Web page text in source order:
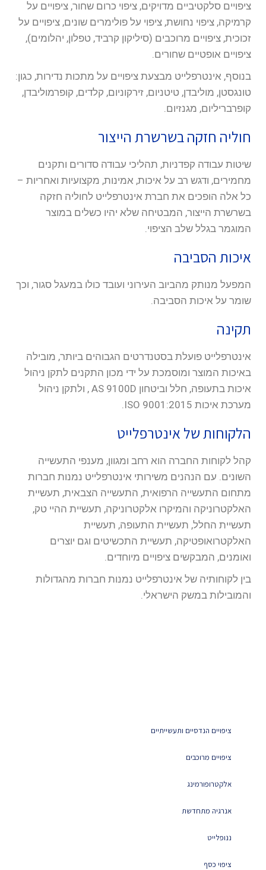
ציפויים סלקטיביים מדויקים, ציפוי כרום שחור, ציפויים על
קרמיקה, ציפוי נחושת, ציפוי על פולימרים שונים, ציפויים על
זכוכית, ציפויים מרוכבים (סיליקון קרביד, טפלון, יהלומים),
ציפויים אופטיים שחורים.
בנוסף, אינטרפלייט מבצעת ציפויים על מתכות נדירות, כגון:
טונגסטן, מוליבדן, טיטניום, זירקוניום, קלדים, קופרמוליבדן,
קופרבריליום, מגנזיום.
חוליה חזקה בשרשרת הייצור
שיטות עבודה קפדניות, תהליכי עבודה סדורים ותקנים
מחמירים, ודגש רב על איכות, אמינות, מקצועיות ואחריות –
כל אלה הופכים את חברת אינטרפלייט לחוליה חזקה
בשרשרת הייצור, המבטיחה שלא יהיו כשלים במוצר
המוגמר בגלל שלב הציפוי.
איכות הסביבה
המפעל מנותק מהביוב העירוני ועובד כולו במעגל סגור, וכך
שומר על איכות הסביבה.
תקינה
אינטרפלייט פועלת בסטנדרטים הגבוהים ביותר, מובילה
באיכות המוצר ומוסמכת על ידי מכון התקנים לתקן ניהול
איכות בתעופה, חלל וביטחון AS 9100D , ולתקן ניהול
מערכת איכות ISO 9001:2015.
הלקוחות של אינטרפלייט
קהל לקוחות החברה הוא רחב ומגוון, מענפי התעשייה
השונים. עם הנהנים משירותי אינטרפלייט נמנות חברות
מתחום התעשייה הרפואית, התעשייה הצבאית, תעשיית
האלקטרוניקה והמיקרו אלקטרוניקה, תעשיית ההיי טק,
תעשיית החלל, תעשיית התעופה, תעשיית
האלקטרואופטיקה, תעשיית התכשיטים וגם יוצרים
ואומנים, המבקשים ציפויים מיוחדים.
בין לקוחותיה של אינטרפלייט נמנות חברות מהגדולות
והמובילות במשק הישראלי.
ציפויים הנדסיים ותעשייתיים
ציפויים מרוכבים
אלקטרופורמינג
אנרגיה מתחדשת
ננופלייט
ציפוי כסף